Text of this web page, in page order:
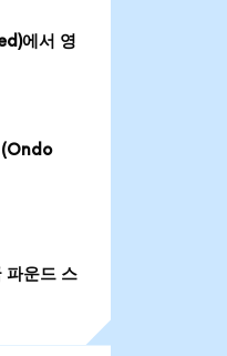
에서 영
(Ondo
운드 스